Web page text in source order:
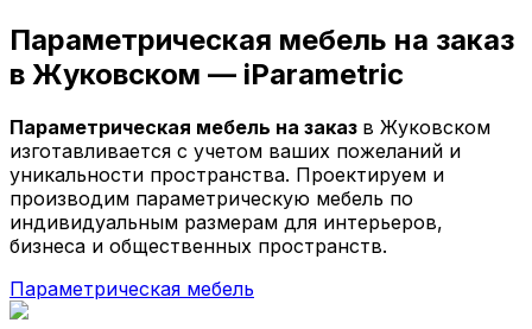
Параметрические скамейки
Параметрические кресла
Параметрические стены и панно
Параметрические столы
Параметрические шезлонги
Параметрические кашпо
Проекты
О компании
Главная
Параметрическая мебель на заказ
в Жуковском — iParametric
Параметрическая мебель на заказ в Жуковском
изготавливается с учетом ваших пожеланий и
уникальности пространства. Проектируем и
производим параметрическую мебель по
индивидуальным размерам для интерьеров,
бизнеса и общественных пространств.
Параметрическая мебель